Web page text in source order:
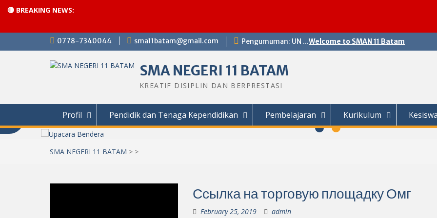
🔴 BREAKING NEWS:
0778-7340044 sma11batam@gmail.com Pengumuman: UN ...Welcome to SMAN 11 Batam
SMA NEGERI 11 BATAM
KREATIF DISIPLIN DAN BERPRESTASI
Profil Pendidik dan Tenaga Kependidikan Pembelajaran Kurikulum
SMA NEGERI 11 BATAM > >
Ссылка на торговую площадку Омг
February 25, 2019 admin